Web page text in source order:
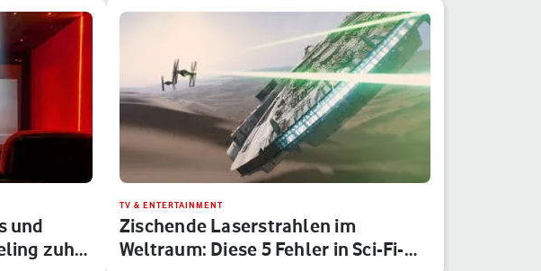
und
zuh…
TV & ENTERTAINMENT
Zischende Laserstrahlen im
Weltraum: Diese 5 Fehler in Sci-Fi-